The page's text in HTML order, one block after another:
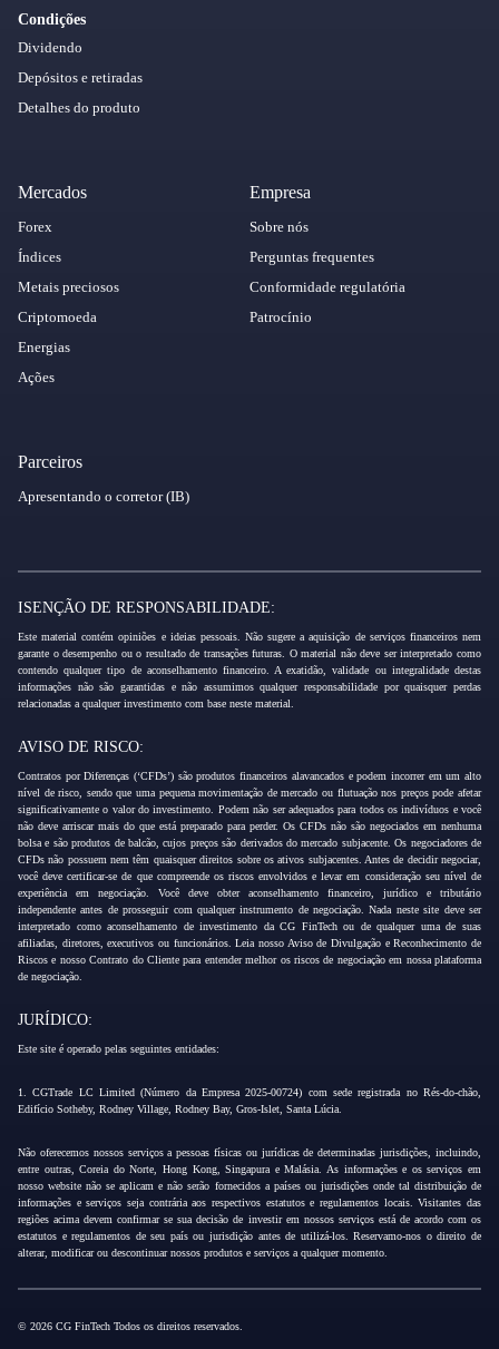
Condições
Dividendo
Depósitos e retiradas
Detalhes do produto
Mercados
Forex
Índices
Metais preciosos
Criptomoeda
Energias
Ações
Empresa
Sobre nós
Perguntas frequentes
Conformidade regulatória
Patrocínio
Parceiros
Apresentando o corretor (IB)
ISENÇÃO DE RESPONSABILIDADE:
Este material contém opiniões e ideias pessoais. Não sugere a aquisição de serviços financeiros nem
garante o desempenho ou o resultado de transações futuras. O material não deve ser interpretado como
contendo qualquer tipo de aconselhamento financeiro. A exatidão, validade ou integralidade destas
informações não são garantidas e não assumimos qualquer responsabilidade por quaisquer perdas
relacionadas a qualquer investimento com base neste material.
AVISO DE RISCO:
Contratos por Diferenças (‘CFDs’) são produtos financeiros alavancados e podem incorrer em um alto
nível de risco, sendo que uma pequena movimentação de mercado ou flutuação nos preços pode afetar
significativamente o valor do investimento. Podem não ser adequados para todos os indivíduos e você
não deve arriscar mais do que está preparado para perder. Os CFDs não são negociados em nenhuma
bolsa e são produtos de balcão, cujos preços são derivados do mercado subjacente. Os negociadores de
CFDs não possuem nem têm quaisquer direitos sobre os ativos subjacentes. Antes de decidir negociar,
você deve certificar-se de que compreende os riscos envolvidos e levar em consideração seu nível de
experiência em negociação. Você deve obter aconselhamento financeiro, jurídico e tributário
independente antes de prosseguir com qualquer instrumento de negociação. Nada neste site deve ser
interpretado como aconselhamento de investimento da CG FinTech ou de qualquer uma de suas
afiliadas, diretores, executivos ou funcionários. Leia nosso Aviso de Divulgação e Reconhecimento de
Riscos e nosso Contrato do Cliente para entender melhor os riscos de negociação em nossa plataforma
de negociação.
JURÍDICO:
Este site é operado pelas seguintes entidades:
1. CGTrade LC Limited (Número da Empresa 2025-00724) com sede registrada no Rés-do-chão,
Edifício Sotheby, Rodney Village, Rodney Bay, Gros-Islet, Santa Lúcia.
Não oferecemos nossos serviços a pessoas físicas ou jurídicas de determinadas jurisdições, incluindo,
entre outras, Coreia do Norte, Hong Kong, Singapura e Malásia. As informações e os serviços em
nosso website não se aplicam e não serão fornecidos a países ou jurisdições onde tal distribuição de
informações e serviços seja contrária aos respectivos estatutos e regulamentos locais. Visitantes das
regiões acima devem confirmar se sua decisão de investir em nossos serviços está de acordo com os
estatutos e regulamentos de seu país ou jurisdição antes de utilizá-los. Reservamo-nos o direito de
alterar, modificar ou descontinuar nossos produtos e serviços a qualquer momento.
© 2026 CG FinTech Todos os direitos reservados.